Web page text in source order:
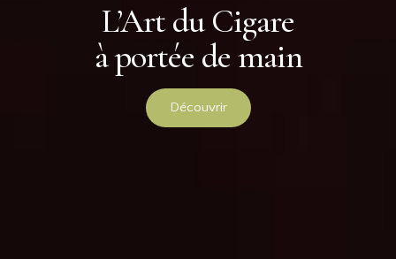
L’Art du Cigare
à portée de main
Découvrir